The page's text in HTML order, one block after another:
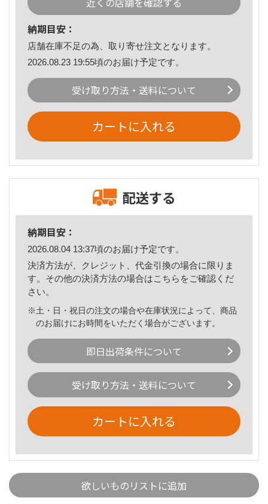
納期目安：
店舗在庫不足の為、取り寄せ注文となります。
2026.08.23 19:55頃のお届け予定です。
受け取り方法・送料について
カートに入れる
配送する
納期目安：
2026.08.04 13:37頃のお届け予定です。
決済方法が、クレジット、代金引換の場合に限りま
す。その他の決済方法の場合はこちら をご確認くだ
さい。
※土・日・祝日の注文の場合や在庫状況によって、商品
のお届けにお時間をいただく場合がございます。
即日出荷条件について
受け取り方法・送料について
カートに入れる
欲しいものリストに追加